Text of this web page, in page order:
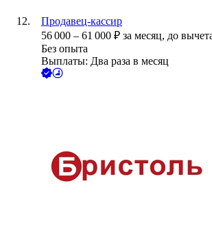
Продавец-кассир
56 000 – 61 000 ₽ за месяц, до
Без опыта
Выплаты: Два раза в месяц